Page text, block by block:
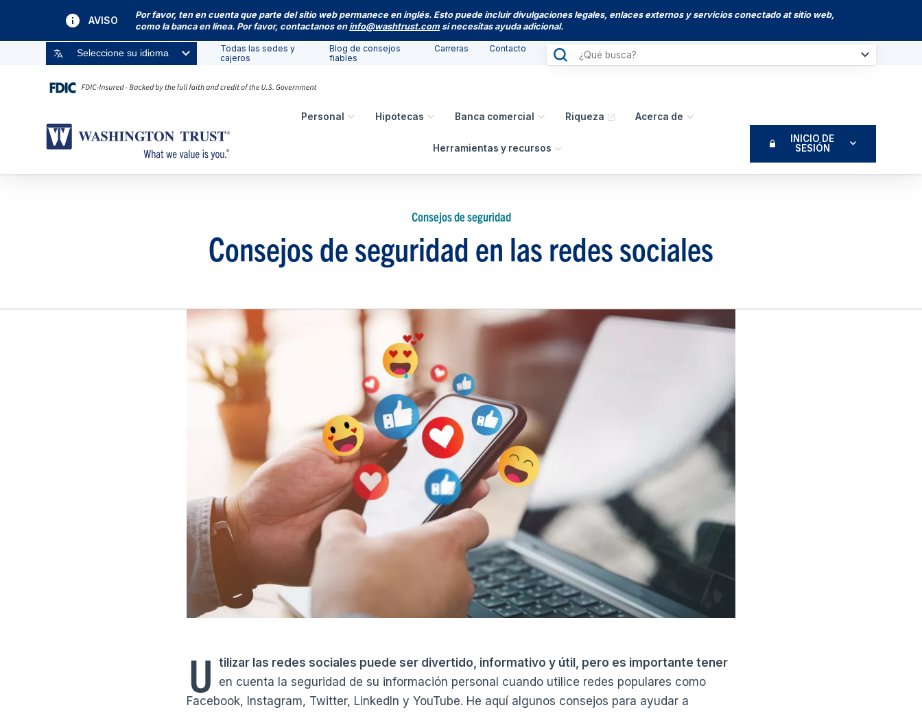
AVISO
Por favor, ten en cuenta que parte del sitio web permanece en inglés. Esto puede incluir divulgaciones legales, enlaces externos y servicios conectado at sitio web,
como la banca en línea. Por favor, contactanos en info@washtrust.com si necesitas ayuda adicional.
Seleccione su idioma
Todas las sedes y
cajeros
Blog de consejos
fiables
Carreras Contacto
Personal Hipotecas Banca comercial Riqueza Acerca de
Herramientas y recursos
INICIO DE
SESIÓN
Consejos de seguridad
Consejos de seguridad en las redes sociales
U tilizar las redes sociales puede ser divertido, informativo y útil, pero es importante tener
en cuenta la seguridad de su información personal cuando utilice redes populares como
Facebook, Instagram, Twitter, LinkedIn y YouTube. He aquí algunos consejos para ayudar a